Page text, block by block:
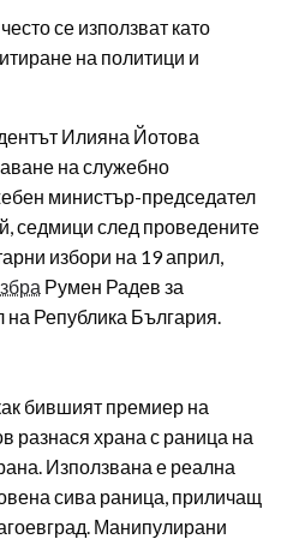
се използват като
на политици и
Илияна Йотова
на служебно
министър-председател
седмици след проведените
избори на 19 април,
Румен Радев за
Република България.
бившият премиер на
разнася храна с раница на
Използвана е реална
сива раница, приличащ
Манипулирани